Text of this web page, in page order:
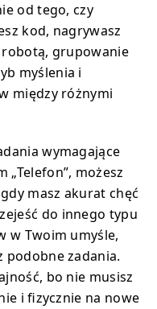
od tego, czy
kod, nagrywasz
grupowanie
myślenia i
między różnymi
wymagające
możesz
masz akurat chęć
do innego typu
w Twoim umyśle,
podobne zadania.
bo nie musisz
i fizycznie na nowe